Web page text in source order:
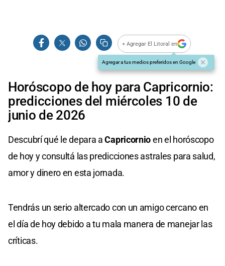
+ Agregar El Litoral en
Agregar a tus medios preferidos en Google
Horóscopo de hoy para Capricornio:
predicciones del miércoles 10 de
junio de 2026
Descubrí qué le depara aCapricornioen el horóscopo
de hoy y consultá las predicciones astrales para salud,
amor y dinero en esta jornada.
Tendrás un serio altercado con un amigo cercano en
el día de hoy debido a tu mala manera de manejar las
críticas.